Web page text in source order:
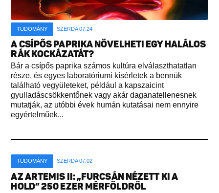
TUDOMÁNY SZERDA 07:24
A CSÍPŐS PAPRIKA NÖVELHETI EGY HALÁLOS
RÁK KOCKÁZATÁT?
Bár a csípős paprika számos kultúra elválaszthatatlan
része, és egyes laboratóriumi kísérletek a bennük
található vegyületeket, például a kapszaicint
gyulladáscsökkentőnek vagy akár daganatellenesnek
mutatják, az utóbbi évek humán kutatásai nem ennyire
egyértelműek...
TUDOMÁNY SZERDA 07:02
AZ ARTEMIS II: „FURCSÁN NÉZETT KI A
HOLD” 250 EZER MÉRFÖLDRŐL